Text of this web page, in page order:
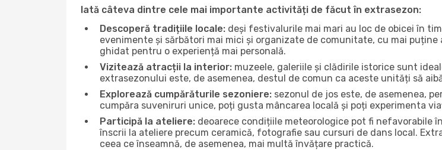
Iată câteva dintre cele mai importante activități de făcut în extrasezon:
Descoperă tradițiile locale: deși festivalurile mai mari au loc de obicei în
evenimente și sărbători mai mici și organizate de comunitate, cu mai
ghidat pentru o experiență mai personală.
Vizitează atracții la interior: muzeele, galeriile și clădirile istorice sunt
extrasezonului este, de asemenea, destul de comun ca aceste unități să
Explorează cumpărăturile sezoniere: sezonul de jos este, de asemenea,
cumpăra suveniruri unice, poți gusta mâncarea locală și poți experimenta
Participă la ateliere: deoarece condițiile meteorologice pot fi nefavorabile
înscrii la ateliere precum ceramică, fotografie sau cursuri de dans local.
ceea ce înseamnă, de asemenea, mai multă învățare practică.